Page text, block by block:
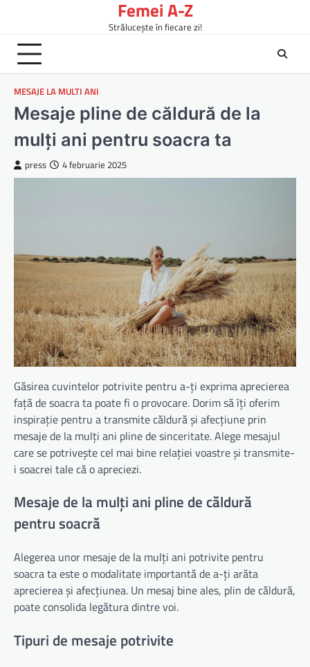
content
Femei A-Z
Strălucește în fiecare zi!
MESAJE LA MULTI ANI
Mesaje pline de căldură de la
mulți ani pentru soacra ta
press 4 februarie 2025
Găsirea cuvintelor potrivite pentru a-ți exprima aprecierea
față de soacra ta poate fi o provocare. Dorim să îți oferim
inspirație pentru a transmite căldură și afecțiune prin
mesaje de la mulți ani pline de sinceritate. Alege mesajul
care se potrivește cel mai bine relației voastre și transmite-
i soacrei tale că o apreciezi.
Mesaje de la mulți ani pline de căldură
pentru soacră
Alegerea unor mesaje de la mulți ani potrivite pentru
soacra ta este o modalitate importantă de a-ți arăta
aprecierea și afecțiunea. Un mesaj bine ales, plin de căldură,
poate consolida legătura dintre voi.
Tipuri de mesaje potrivite